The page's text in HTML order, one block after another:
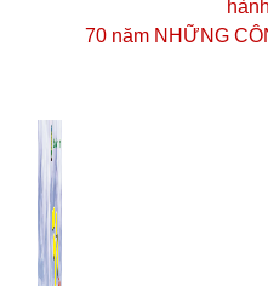
70 năm NHỮNG